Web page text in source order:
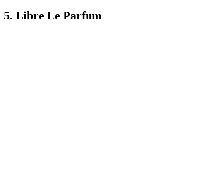
5. Libre Le Parfum